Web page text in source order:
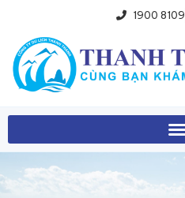
1900 8109